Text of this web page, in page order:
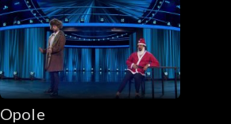
Opole